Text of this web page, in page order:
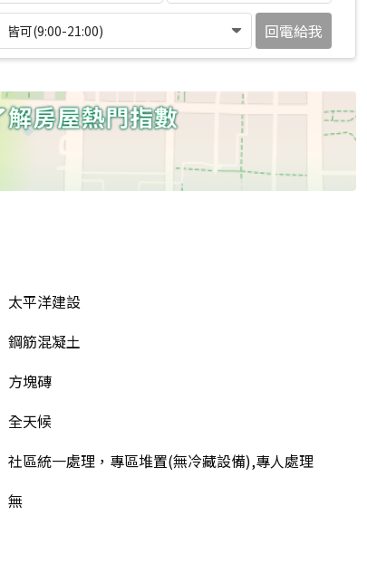
皆可(9:00-21:00) 回電給我
太平洋建設
鋼筋混凝土
方塊磚
全天候
社區統一處理，專區堆置(無冷藏設備),專人處理
無